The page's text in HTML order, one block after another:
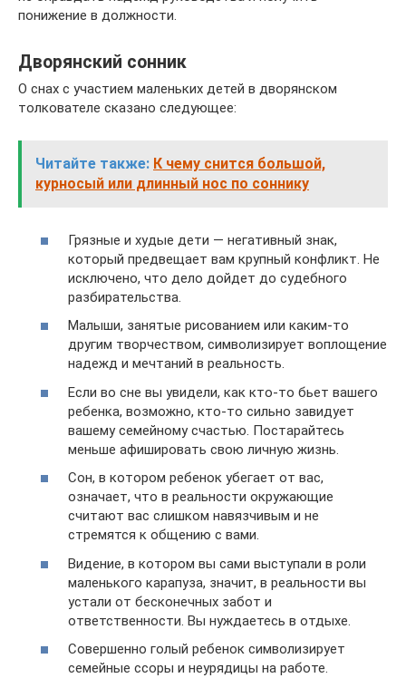
понижение в должности.
Дворянский сонник
О снах с участием маленьких детей в дворянском
толкователе сказано следующее:
Читайте также: К чему снится большой,
курносый или длинный нос по соннику
Грязные и худые дети — негативный знак,
который предвещает вам крупный конфликт. Не
исключено, что дело дойдет до судебного
разбирательства.
Малыши, занятые рисованием или каким-то
другим творчеством, символизирует воплощение
надежд и мечтаний в реальность.
Если во сне вы увидели, как кто-то бьет вашего
ребенка, возможно, кто-то сильно завидует
вашему семейному счастью. Постарайтесь
меньше афишировать свою личную жизнь.
Сон, в котором ребенок убегает от вас,
означает, что в реальности окружающие
считают вас слишком навязчивым и не
стремятся к общению с вами.
Видение, в котором вы сами выступали в роли
маленького карапуза, значит, в реальности вы
устали от бесконечных забот и
ответственности. Вы нуждаетесь в отдыхе.
Совершенно голый ребенок символизирует
семейные ссоры и неурядицы на работе.